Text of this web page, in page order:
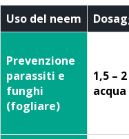
Uso del neem
Prevenzione
parassiti e
funghi
(fogliare)
1,5 –
acqua